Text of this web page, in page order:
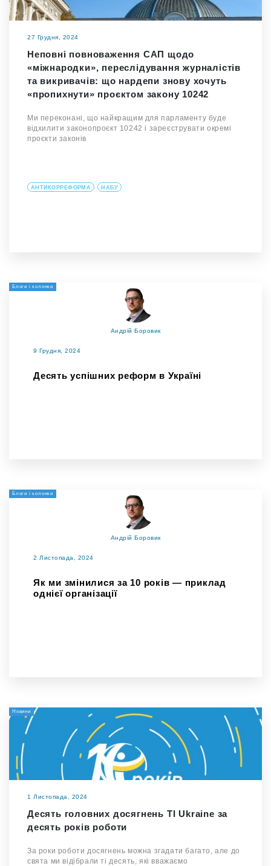
27 Грудня, 2024
Неповні повноваження САП щодо
«міжнародки», переслідування журналістів
та викривачів: що нардепи знову хочуть
«пропихнути» проєктом закону 10242
Ми переконані, що найкращим для парламенту буде
відхилити законопроєкт 10242 і зареєструвати окремі
проєкти законів
АНТИКОРРЕФОРМА НАБУ
Блоги і колонки
Андрій Боровик
9 Грудня, 2024
Десять успішних реформ в Україні
Блоги і колонки
Андрій Боровик
2 Листопада, 2024
Як ми змінилися за 10 років — приклад
однієї організації
Новини
1 Листопада, 2024
Десять головних досягнень TI Ukraine за
десять років роботи
За роки роботи досягнень можна згадати багато, але до
свята ми відібрали ті десять, які вважаємо